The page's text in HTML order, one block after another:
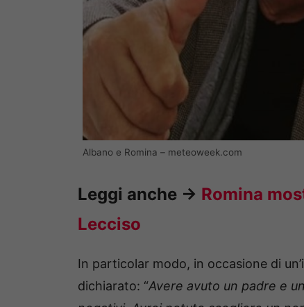
Albano e Romina – meteoweek.com
Leggi anche -> Romina
Lecciso
In particolar modo, in occasione di
dichiarato: “Avere avuto un padre e